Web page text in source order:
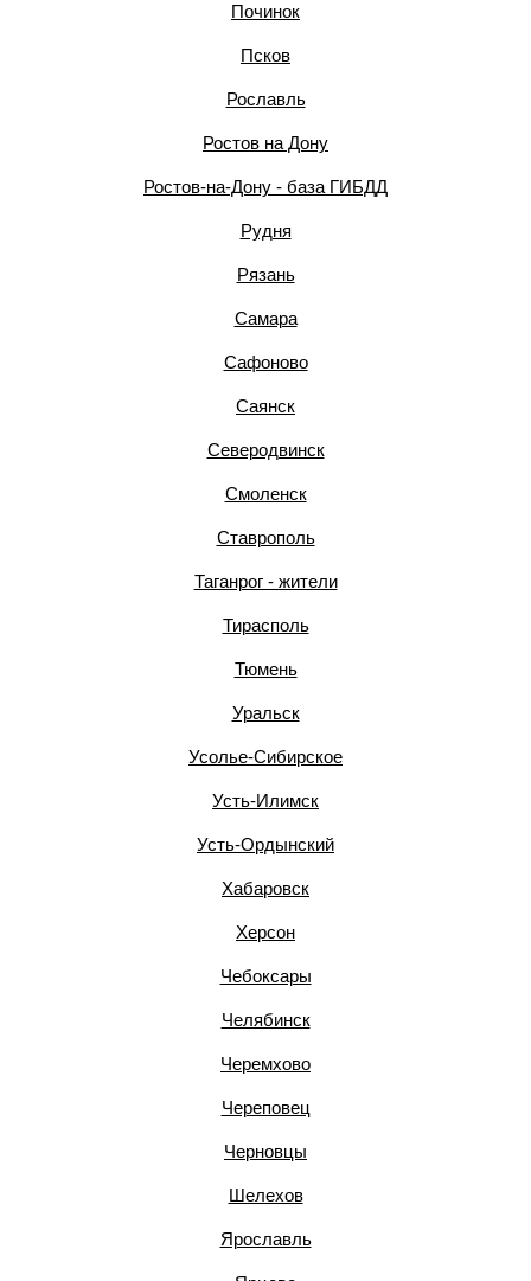
Починок
Псков
Рославль
Ростов на Дону
Ростов-на-Дону - база ГИБДД
Рудня
Рязань
Самара
Сафоново
Саянск
Северодвинск
Смоленск
Ставрополь
Таганрог - жители
Тирасполь
Тюмень
Уральск
Усолье-Сибирское
Усть-Илимск
Усть-Ордынский
Хабаровск
Херсон
Чебоксары
Челябинск
Черемхово
Череповец
Черновцы
Шелехов
Ярославль